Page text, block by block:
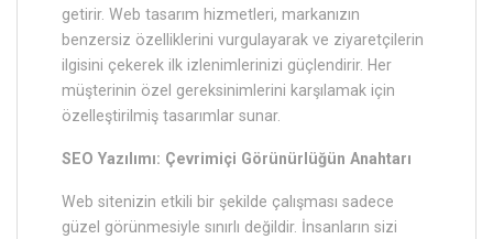
getirir. Web tasarım hizmetleri, markanızın
benzersiz özelliklerini vurgulayarak ve ziyaretçilerin
ilgisini çekerek ilk izlenimlerinizi güçlendirir. Her
müşterinin özel gereksinimlerini karşılamak için
özelleştirilmiş tasarımlar sunar.
SEO Yazılımı: Çevrimiçi Görünürlüğün Anahtarı
Web sitenizin etkili bir şekilde çalışması sadece
güzel görünmesiyle sınırlı değildir. İnsanların sizi